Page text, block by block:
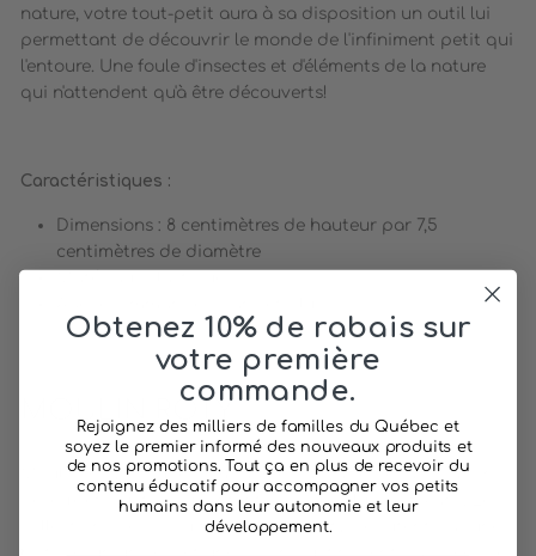
nature, votre tout-petit aura à sa disposition un outil lui
permettant de découvrir le monde de l'infiniment petit qui
l'entoure. Une foule d'insectes et d'éléments de la nature
qui n'attendent qu'à être découverts!
Caractéristiques :
Dimensions : 8 centimètres de hauteur par 7,5
centimètres de diamètre
MOULIN ROTY
Moulin Roty est une compagnie française de fabrication
de jeux et jouets pour enfants, depuis plus de 50 ans. Les
collections de produits de Moulin Roty débutent par une
Obtenez 10% de rabais sur
votre première
commande.
Rejoignez des milliers de familles du Québec et
soyez le premier informé des nouveaux produits et
de nos promotions. Tout ça en plus de recevoir du
contenu éducatif pour accompagner vos petits
humains dans leur autonomie et leur
développement.